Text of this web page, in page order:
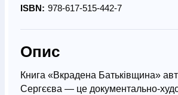
ISBN: 978-617-515-442-7
Опис
Книга «Вкрадена Батьківщина»
Сергєєва — це документально-